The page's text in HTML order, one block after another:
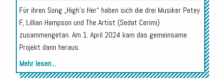
Für ihren Song „High’s Her“ haben sich die drei Musiker Petey
F., Lillian Hampson und The Artist (Sedat Cerimi)
zusammengetan. Am 1. April 2024 kam das gemeinsame
Projekt dann heraus.
Mehr lesen...